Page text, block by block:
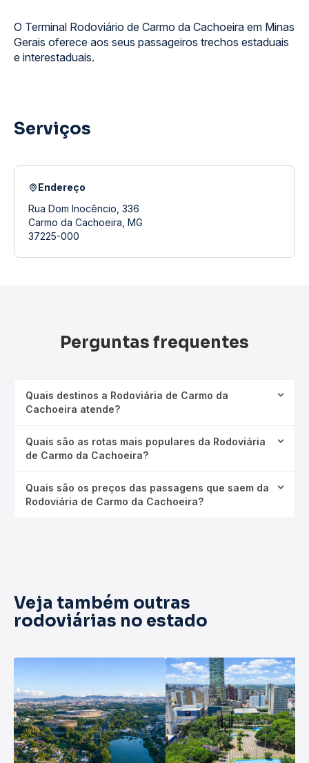
O Terminal Rodoviário de Carmo da Cachoeira em Minas
Gerais oferece aos seus passageiros trechos estaduais
e interestaduais.
Serviços
Endereço
Rua Dom Inocêncio, 336
Carmo da Cachoeira, MG
37225-000
Perguntas frequentes
Quais destinos a Rodoviária de Carmo da
Cachoeira atende?
Quais são as rotas mais populares da Rodoviária
de Carmo da Cachoeira?
Quais são os preços das passagens que saem da
Rodoviária de Carmo da Cachoeira?
Veja também outras
rodoviárias no estado